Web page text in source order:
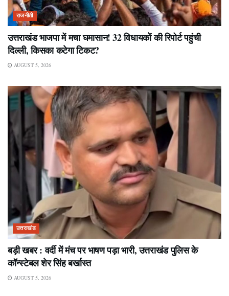
राजनीती
उत्तराखंड भाजपा में मचा घमासान! 32 विधायकों की रिपोर्ट पहुंची
दिल्ली, किसका कटेगा टिकट?
AUGUST 5, 2026
उत्तराखंड
बड़ी खबर : वर्दी में मंच पर भाषण पड़ा भारी, उत्तराखंड पुलिस के
कॉन्स्टेबल शेर सिंह बर्खास्त
AUGUST 5, 2026